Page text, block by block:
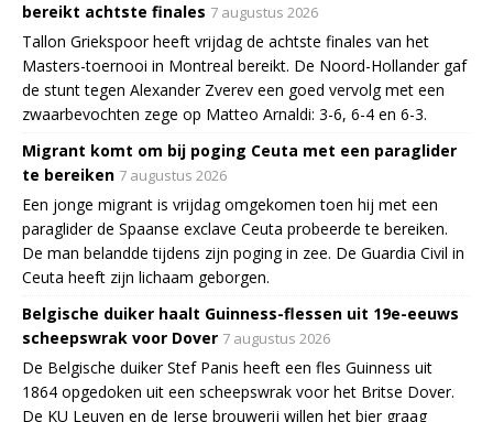
bereikt achtste finales 7 augustus 2026
Tallon Griekspoor heeft vrijdag de achtste finales van het
Masters-toernooi in Montreal bereikt. De Noord-Hollander gaf
de stunt tegen Alexander Zverev een goed vervolg met een
zwaarbevochten zege op Matteo Arnaldi: 3-6, 6-4 en 6-3.
Migrant komt om bij poging Ceuta met een paraglider
te bereiken 7 augustus 2026
Een jonge migrant is vrijdag omgekomen toen hij met een
paraglider de Spaanse exclave Ceuta probeerde te bereiken.
De man belandde tijdens zijn poging in zee. De Guardia Civil in
Ceuta heeft zijn lichaam geborgen.
Belgische duiker haalt Guinness-flessen uit 19e-eeuws
scheepswrak voor Dover 7 augustus 2026
De Belgische duiker Stef Panis heeft een fles Guinness uit
1864 opgedoken uit een scheepswrak voor het Britse Dover.
De KU Leuven en de Ierse brouwerij willen het bier graag